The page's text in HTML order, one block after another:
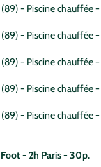
- 2h Paris - 30p.